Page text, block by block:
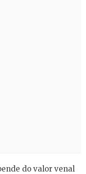
do valor venal